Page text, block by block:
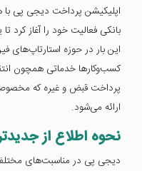
اپلیکیشن پرداخت دیجی پی
بانکی فعالیت خود را آغاز کرد
این بار در حوزه استارتاپ‌های
کسب‌وکار‌ها خدماتی همچون
پرداخت قبض و غیره که مخصوص
ارائه می‌شود.
نحوه اطلاع از
دیجی پی در مناسبت‌های